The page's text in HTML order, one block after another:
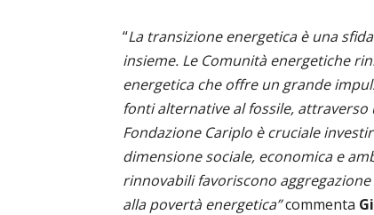
“La transizione energetica è una
insieme. Le Comunità energetiche
energetica che offre un grande
fonti alternative al fossile,
Fondazione Cariplo è cruciale
dimensione sociale, economica e
rinnovabili favoriscono
alla povertà energetica”commenta